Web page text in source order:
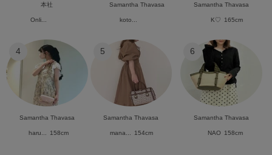
本社
Onli...
Samantha Thavasa
koto...
Samantha Thavasa
K♡ 165cm
4
Samantha Thavasa
haru... 158cm
5
Samantha Thavasa
mana... 154cm
6
Samantha Thavasa
NAO 158cm